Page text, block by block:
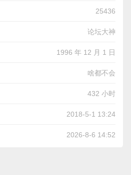
25436
论坛大神
1996 年 12 月 1 日
啥都不会
432 小时
2018-5-1 13:24
2026-8-6 14:52